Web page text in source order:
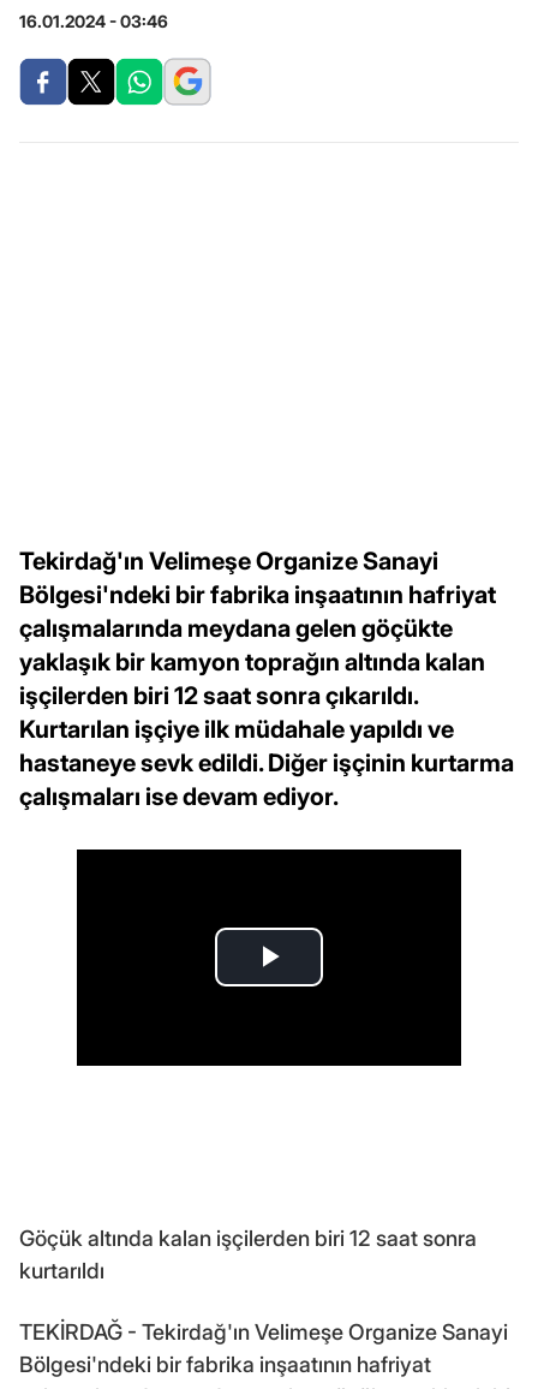
16.01.2024 - 03:46
Tekirdağ'ın Velimeşe Organize Sanayi
Bölgesi'ndeki bir fabrika inşaatının hafriyat
çalışmalarında meydana gelen göçükte
yaklaşık bir kamyon toprağın altında kalan
işçilerden biri 12 saat sonra çıkarıldı.
Kurtarılan işçiye ilk müdahale yapıldı ve
hastaneye sevk edildi. Diğer işçinin kurtarma
çalışmaları ise devam ediyor.
Göçük altında kalan işçilerden biri 12 saat sonra
kurtarıldı
TEKİRDAĞ - Tekirdağ'ın Velimeşe Organize Sanayi
Bölgesi'ndeki bir fabrika inşaatının hafriyat